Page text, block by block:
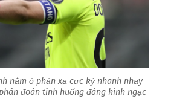
nằm ở phản xạ cực kỳ nhanh nhạy
đoán tình huống đáng kinh ngạc